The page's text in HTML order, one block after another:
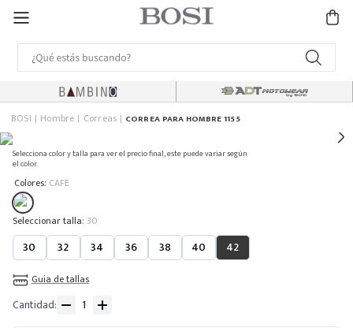
BOSI Hombre Correas CORREA PARA HOMBRE 1155
Selecciona color y talla para ver el precio final, este puede variar según
el color.
Colores: CAFE
: 30
30 32 34 36 38 40 42
Guia de tallas
Cantidad